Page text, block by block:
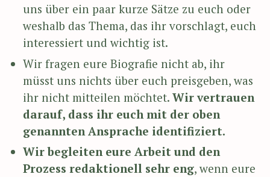
uns über ein paar kurze Sätze zu euch oder
weshalb das Thema, das ihr vorschlagt, euch
interessiert und wichtig ist.
Wir fragen eure Biografie nicht ab, ihr
müsst uns nichts über euch preisgeben, was
ihr nicht mitteilen möchtet. Wir vertrauen
darauf, dass ihr euch mit der oben
genannten Ansprache identifiziert.
Wir begleiten eure Arbeit und den
Prozess redaktionell sehr eng, wenn eure